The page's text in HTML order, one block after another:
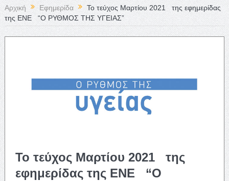
Αρχική Εφημερίδα
Το τεύχος Μαρτίου 2021 της εφημερίδας
της ΕΝΕ “Ο ΡΥΘΜΟΣ ΤΗΣ ΥΓΕΙΑΣ”
Το τεύχος Μαρτίου 2021 της
εφημερίδας της ΕΝΕ “Ο